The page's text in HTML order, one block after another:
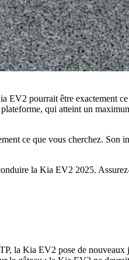
pourrait être exactement
qui atteint un
ce que vous cherchez.
la Kia EV2 2025.
la Kia EV2 pose de